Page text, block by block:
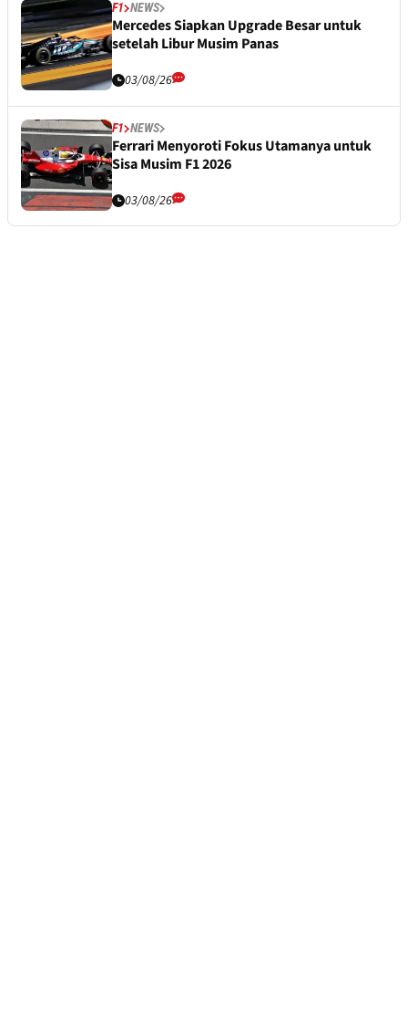
F1 NEWS
Mercedes Siapkan Upgrade Besar untuk
setelah Libur Musim Panas
03/08/26
F1 NEWS
Ferrari Menyoroti Fokus Utamanya untuk
Sisa Musim F1 2026
03/08/26